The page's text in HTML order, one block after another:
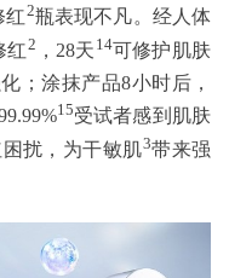
红2瓶表现不凡。经人体
红2 ，28天 14可修护肌肤
；涂抹产品8小时后，
15受试者感到肌肤
扰，为干敏肌3带来强